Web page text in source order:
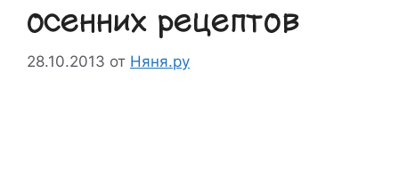
осенних рецептов
28.10.2013 от Няня.ру